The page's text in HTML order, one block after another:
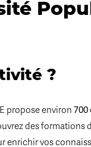
?
propose environ 700
des formations
enrichir vos